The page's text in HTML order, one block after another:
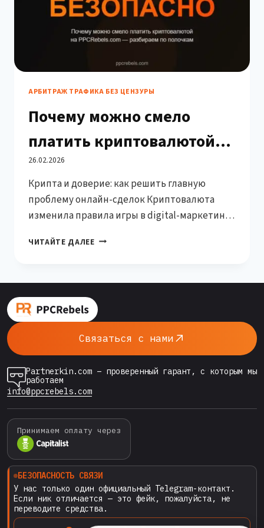
АРБИТРАЖ ТРАФИКА БЕЗ ЦЕНЗУРЫ
Почему можно смело
платить криптовалютой
на PPCRebels.com:
гарантия через Partnerkin
26.02.2026
Крипта и доверие: как решить главную
проблему онлайн-сделок Криптовалюта
изменила правила игры в digital-маркетинге.
анонимность, отсутствие банковских
арбитражников и специалистов по трафику
по всему миру. Однако у многих до сих пор
деньги при оплате незнакомому сервису….
ЧИТАЙТЕ ДАЛЕЕПОЧЕМУ
НА
PPCREBELS.COM:
ЧЕРЕЗ
Связаться с нами
Partnerkin.com – проверенный гарант, с которым мы
работаем
info@ppcrebels.com
Принимаем оплату через
БЕЗОПАСНОСТЬ СВЯЗИ
У нас только один официальный Telegram-контакт.
Если ник отличается — это фейк, пожалуйста, не
переводите средства.